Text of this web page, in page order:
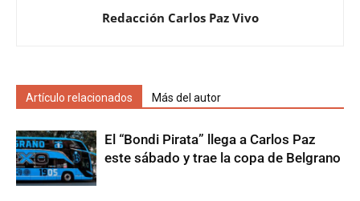
Redacción Carlos Paz Vivo
Artículo relacionados Más del autor
El “Bondi Pirata” llega a Carlos Paz
este sábado y trae la copa de Belgrano